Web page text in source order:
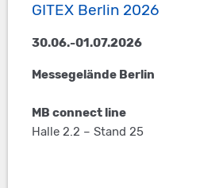
GITEX Berlin 2026
30.06.-01.07.2026
Messegelände Berlin
MB connect line
Halle 2.2 – Stand 25